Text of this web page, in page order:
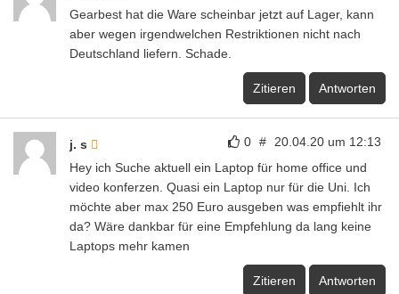
Gearbest hat die Ware scheinbar jetzt auf Lager, kann
aber wegen irgendwelchen Restriktionen nicht nach
Deutschland liefern. Schade.
Zitieren Antworten
0 # 20.04.20 um 12:13
j. s
Hey ich Suche aktuell ein Laptop für home office und
video konferzen. Quasi ein Laptop nur für die Uni. Ich
möchte aber max 250 Euro ausgeben was empfiehlt ihr
da? Wäre dankbar für eine Empfehlung da lang keine
Laptops mehr kamen
Zitieren Antworten